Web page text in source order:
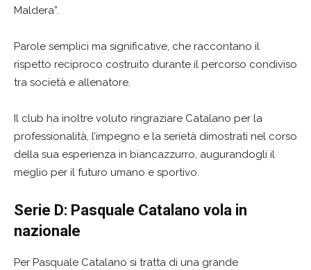
Maldera”.
Parole semplici ma significative, che raccontano il
rispetto reciproco costruito durante il percorso condiviso
tra società e allenatore.
Il club ha inoltre voluto ringraziare Catalano per la
professionalità, l’impegno e la serietà dimostrati nel corso
della sua esperienza in biancazzurro, augurandogli il
meglio per il futuro umano e sportivo.
Serie D: Pasquale Catalano vola in
nazionale
Per Pasquale Catalano si tratta di una grande